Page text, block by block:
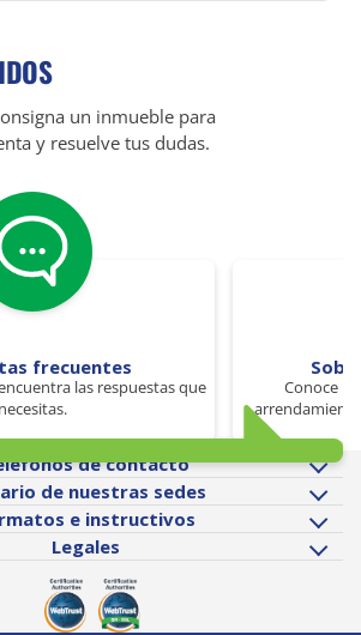
un inmueble para
y resuelve tus dudas.
frecuentes
las respuestas que
necesitas.
Conoce
de contacto
de nuestras sedes
e instructivos
Legales